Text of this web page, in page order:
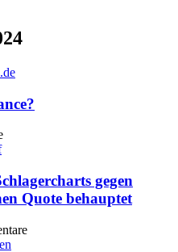
gegen
Quote behauptet